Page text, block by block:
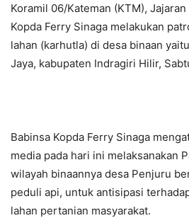
Koramil 06/Kateman (KTM),
Kopda Ferry Sinaga melakukan
lahan (karhutla) di desa binaan
Jaya, kabupaten Indragiri Hilir,
Babinsa Kopda Ferry Sinaga
media pada hari ini melaksanakan
wilayah binaannya desa Penjuru
peduli api, untuk antisipasi
lahan pertanian masyarakat.